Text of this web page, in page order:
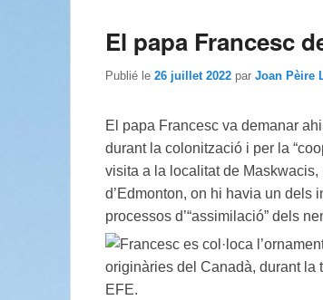
El papa Francesc
Publié le 26 juillet 2022 par Joan Pèire
El papa Francesc va demanar
durant la colonització i per la
visita a la localitat de
d’Edmonton, on hi havia un dels
processos d’“assimilació” dels